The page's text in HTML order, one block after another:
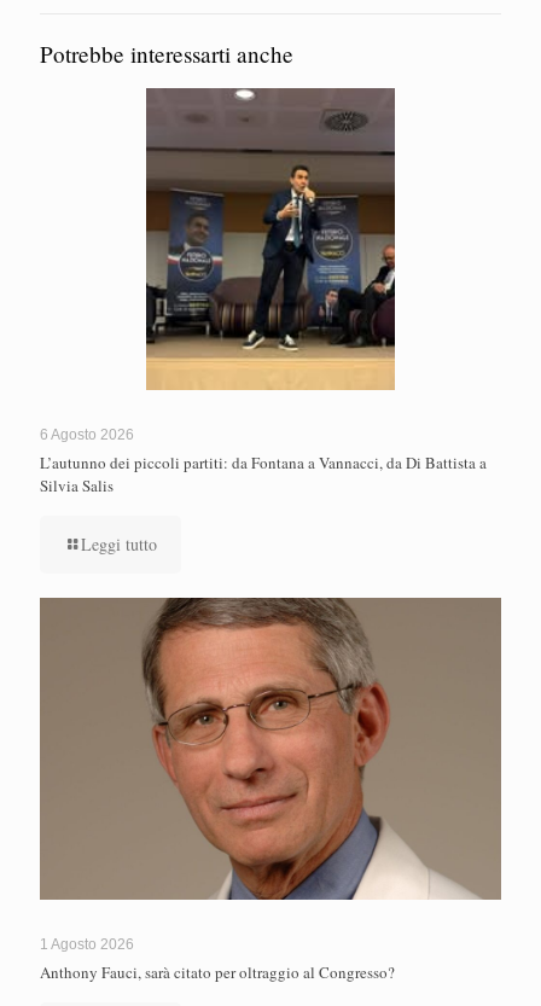
Potrebbe interessarti anche
6 Agosto 2026
L’autunno dei piccoli partiti: da Fontana a Vannacci, da Di Battista a
Silvia Salis
Leggi tutto
1 Agosto 2026
Anthony Fauci, sarà citato per oltraggio al Congresso?